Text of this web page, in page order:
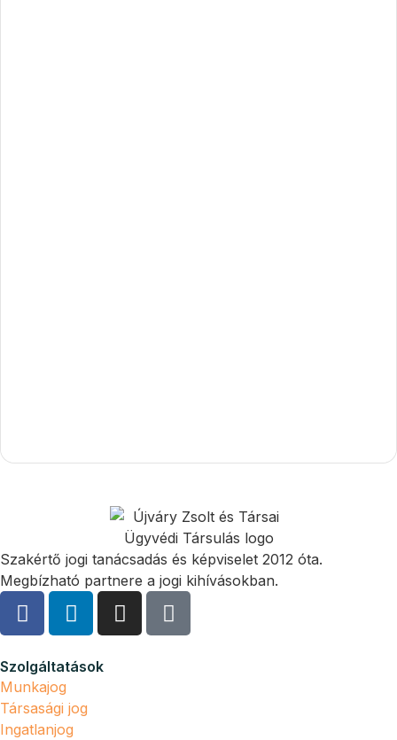
Szakértő jogi tanácsadás és képviselet 2012 óta.
Megbízható partnere a jogi kihívásokban.
Szolgáltatások
Munkajog
Társasági jog
Ingatlanjog